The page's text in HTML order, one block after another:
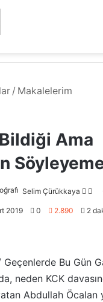
/ Makalelerim
Ama
Selim Çürükkaya
F
o
w
o
n
p
o
s
2019 0 2.890 2
Bu Gün
neden KCK
Abdullah Öcalan